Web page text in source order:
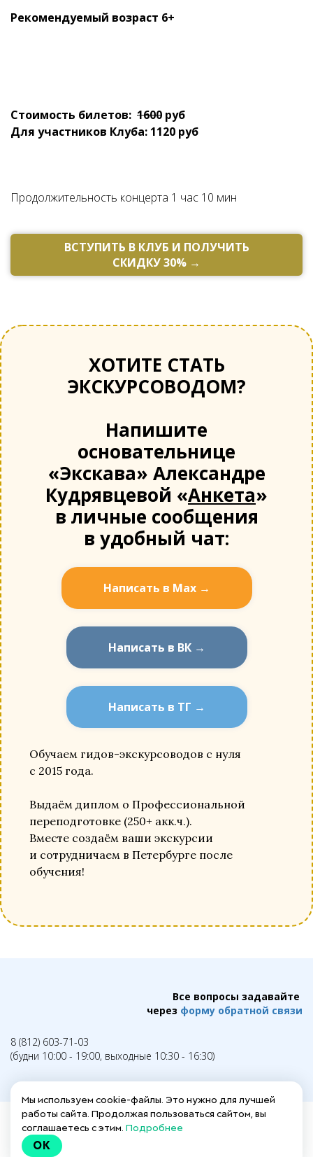
Рекомендуемый возраст 6+
Стоимость билетов: 1600 руб
Для участников Клуба: 1120 руб
Продолжительность концерта 1 час 10 мин
ВСТУПИТЬ В КЛУБ И ПОЛУЧИТЬ
СКИДКУ 30% →​​​
ХОТИТЕ СТАТЬ
ЭКСКУРСОВОДОМ?
Напишите
основательнице
«Экскава» Александре
Кудрявцевой «Анкета»
в личные сообщения
в удобный чат:
Написать в Мах →
Написать в ВК →
Написать в ТГ →
Обучаем гидов-экскурсоводов с нуля
с 2015 года.
Выдаём диплом о Профессиональной
переподготовке (250+ акк.ч.).
Вместе создаём ваши экскурсии
и сотрудничаем в Петербурге после
обучения!
Все вопросы задавайте
через форму обратной связи
8 (812) 603-71-03
(будни 10:00 - 19:00, выходные 10:30 - 16:30)
Заполнить анкету для действующих гидов →
Мы используем cookie-файлы. Это нужно для лучшей
работы сайта. Продолжая пользоваться сайтом, вы
соглашаетесь с этим. Подробнее
OK